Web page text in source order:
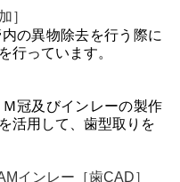
］
異物除去を行う際に
行っています。
及びインレーの製作
活用して、歯型取りを
インレー［歯CAD］